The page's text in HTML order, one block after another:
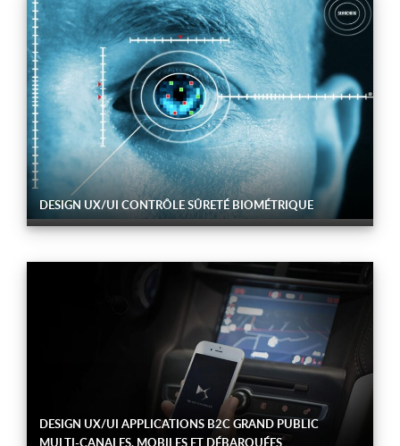
DESIGN UX/UI CONTRÔLE SÛRETÉ BIOMÉTRIQUE
DESIGN UX/UI APPLICATIONS B2C GRAND PUBLIC
MULTI-CANALES, MOBILES ET DÉBARQUÉES